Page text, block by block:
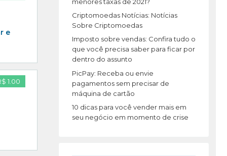
e
1.00
:
Criptomoedas Notícias: Notícias
Sobre Criptomoedas
Imposto sobre vendas: Confira tudo o
que você precisa saber para ficar por
dentro do assunto
PicPay: Receba ou envie
pagamentos sem precisar de
máquina de cartão
10 dicas para você vender mais em
seu negócio em momento de crise